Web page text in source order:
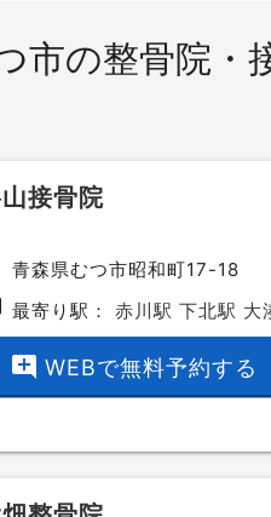
市の整骨院・
接骨院
青森県むつ市昭和町17-18
最寄り駅：赤川駅 下北駅 大
add_comment WEBで無料予約する